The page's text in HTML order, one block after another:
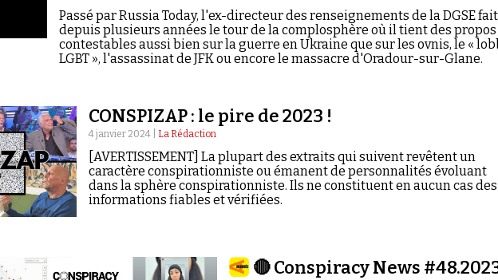
Passé par Russia Today, l'ex-directeur des renseignements de la DGSE fait
depuis plusieurs années le tour de la complosphère où il tient des propos
contestables aussi bien sur la guerre en Ukraine que sur les ovnis, le «
LGBT », l'assassinat de JFK ou encore le massacre d'Oradour-sur-Glane.
CONSPIZAP : le pire de 2023 !
4 janvier 2024 | La Rédaction
[AVERTISSEMENT] La plupart des extraits qui suivent revêtent un
caractère conspirationniste ou émanent de personnalités évoluant
dans la sphère conspirationniste. Ils ne constituent en aucun cas des
informations fiables et vérifiées.
🔴 Conspiracy News